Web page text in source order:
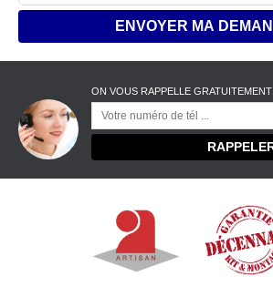
ON VOUS RAPPELLE GRATUITEMENT